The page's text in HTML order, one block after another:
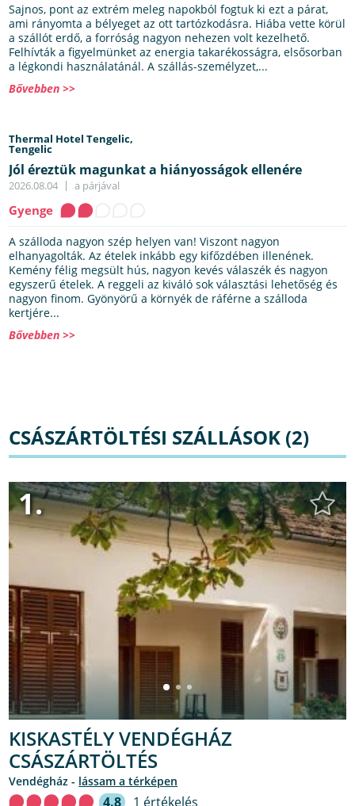
Sajnos, pont az extrém meleg napokból fogtuk ki ezt a párat,
ami rányomta a bélyeget az ott tartózkodásra. Hiába vette körül
a szállót erdő, a forróság nagyon nehezen volt kezelhető.
Felhívták a figyelmünket az energia takarékosságra, elsősorban
a légkondi használatánál. A szállás-személyzet,...
Bővebben >>
Thermal Hotel Tengelic,
Tengelic
Jól éreztük magunkat a hiányosságok ellenére
2026.08.04 a párjával
Gyenge
A szálloda nagyon szép helyen van! Viszont nagyon
elhanyagolták. Az ételek inkább egy kifőzdében illenének.
Kemény félig megsült hús, nagyon kevés válaszék és nagyon
egyszerű ételek. A reggeli az kiváló sok választási lehetőség és
nagyon finom. Gyönyörű a környék de ráférne a szálloda
kertjére...
Bővebben >>
CSÁSZÁRTÖLTÉSI SZÁLLÁSOK (2)
1.
KISKASTÉLY VENDÉGHÁZ
CSÁSZÁRTÖLTÉS
Vendégház - lássam a térképen
4.8 1 értékelés